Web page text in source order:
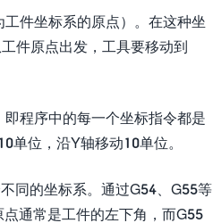
件坐标系的原点）。在这种坐
件原点出发，工具要移动到
程序中的每一个坐标指令都是
单位，沿Y轴移动10单位。
同的坐标系。通过G54、G55等
通常是工件的左下角，而G55